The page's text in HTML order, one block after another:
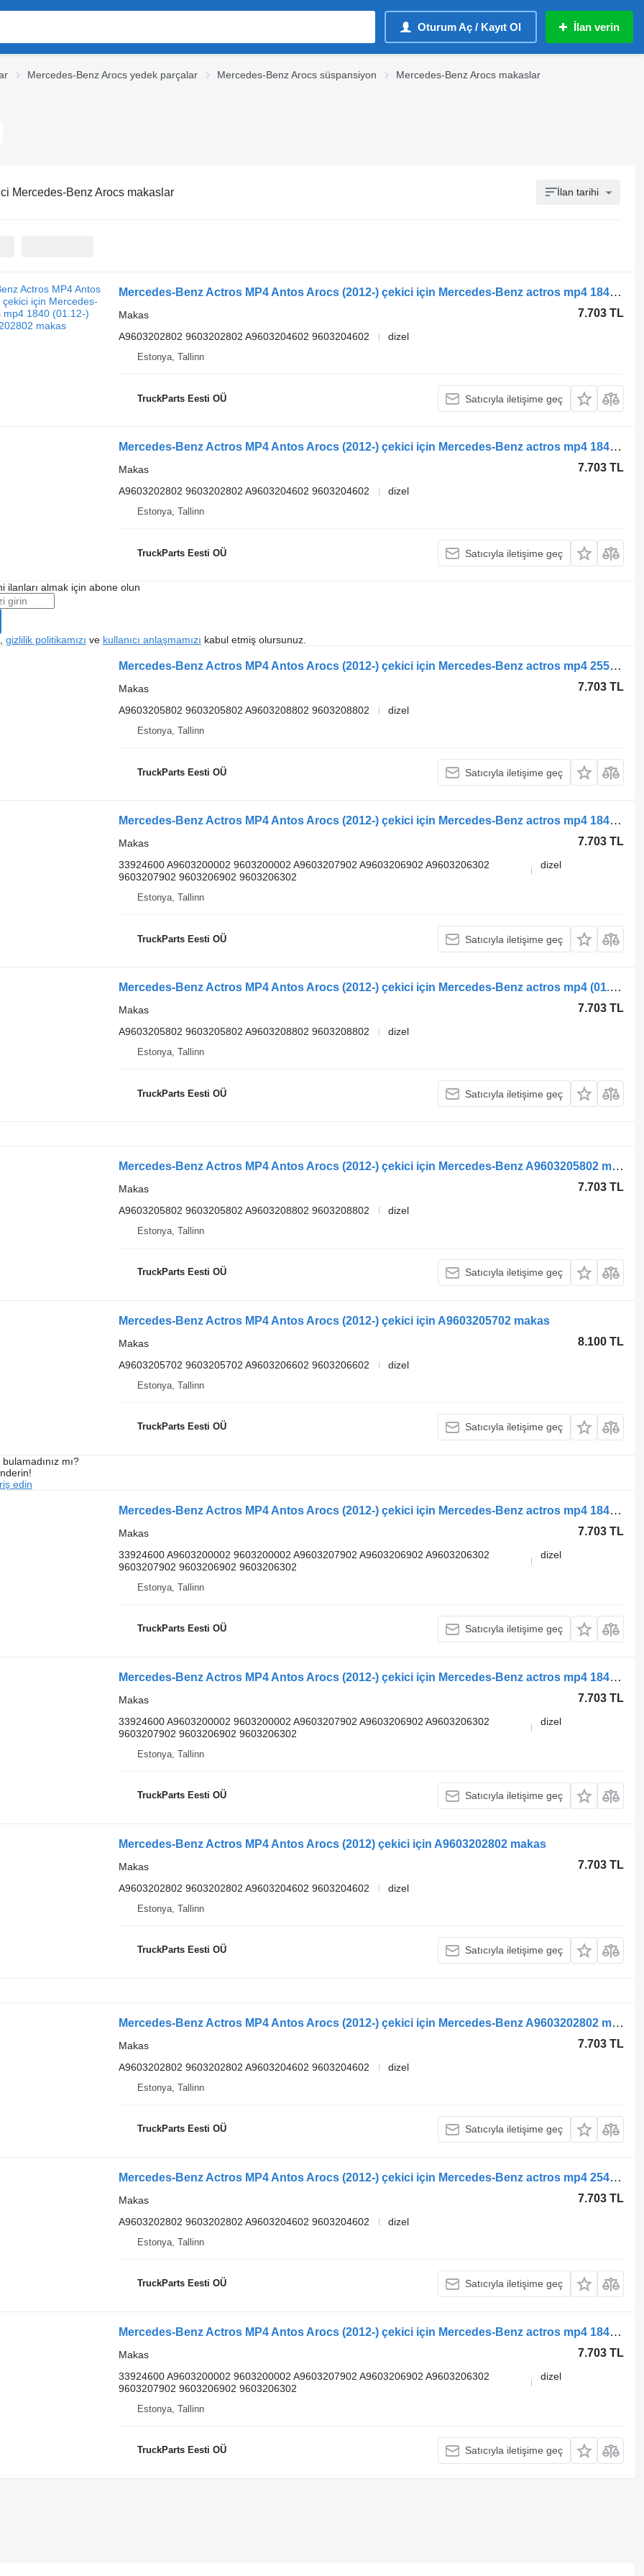
Oturum Aç / Kayıt Ol İlan verin
Mercedes-Benz Arocs yedek parçalar Mercedes-Benz Arocs süspansiyon
Mercedes-Benz Arocs makaslar
Mercedes-Benz Arocs makaslar İlan tarihi
Mercedes-Benz Actros MP4 Antos Arocs (2012-) çekici için Mercedes-Benz actros mp4 1840 (01.12-) A9603202802 makas
7.703 TL
Makas
A9603202802 9603202802 A9603204602 9603204602
dizel
Estonya, Tallinn
TruckParts Eesti OÜ Satıcıyla iletişime geç
Mercedes-Benz Actros MP4 Antos Arocs (2012-) çekici için Mercedes-Benz actros mp4 1840 (01.12-) A9603202802 makas
7.703 TL
Makas
A9603202802 9603202802 A9603204602 9603204602
dizel
Estonya, Tallinn
TruckParts Eesti OÜ Satıcıyla iletişime geç
ilanları almak için abone olun
gizlilik politikamızı ve kullanıcı anlaşmamızı kabul etmiş olursunuz.
Mercedes-Benz Actros MP4 Antos Arocs (2012-) çekici için Mercedes-Benz actros mp4 2551 (01.12-) A9603205802 makas
7.703 TL
Makas
A9603205802 9603205802 A9603208802 9603208802
dizel
Estonya, Tallinn
TruckParts Eesti OÜ Satıcıyla iletişime geç
Mercedes-Benz Actros MP4 Antos Arocs (2012-) çekici için Mercedes-Benz actros mp4 1845 (01.12-) 33924600 makas
7.703 TL
Makas
33924600 A9603200002 9603200002 A9603207902 A9603206902 A9603206302
9603207902 9603206902 9603206302
dizel
Estonya, Tallinn
TruckParts Eesti OÜ Satıcıyla iletişime geç
Mercedes-Benz Actros MP4 Antos Arocs (2012-) çekici için Mercedes-Benz actros mp4 (01.12-) A9603205802 makas
7.703 TL
Makas
A9603205802 9603205802 A9603208802 9603208802
dizel
Estonya, Tallinn
TruckParts Eesti OÜ Satıcıyla iletişime geç
Mercedes-Benz Actros MP4 Antos Arocs (2012-) çekici için Mercedes-Benz A9603205802 makas
7.703 TL
Makas
A9603205802 9603205802 A9603208802 9603208802
dizel
Estonya, Tallinn
TruckParts Eesti OÜ Satıcıyla iletişime geç
Mercedes-Benz Actros MP4 Antos Arocs (2012-) çekici için A9603205702 makas
8.100 TL
Makas
A9603205702 9603205702 A9603206602 9603206602
dizel
Estonya, Tallinn
TruckParts Eesti OÜ Satıcıyla iletişime geç
mı?
edin
Mercedes-Benz Actros MP4 Antos Arocs (2012-) çekici için Mercedes-Benz actros mp4 1845 (01.12-) 33924600 makas
7.703 TL
Makas
33924600 A9603200002 9603200002 A9603207902 A9603206902 A9603206302
9603207902 9603206902 9603206302
dizel
Estonya, Tallinn
TruckParts Eesti OÜ Satıcıyla iletişime geç
Mercedes-Benz Actros MP4 Antos Arocs (2012-) çekici için Mercedes-Benz actros mp4 1845 (01.12-) 33924600 makas
7.703 TL
Makas
33924600 A9603200002 9603200002 A9603207902 A9603206902 A9603206302
9603207902 9603206902 9603206302
dizel
Estonya, Tallinn
TruckParts Eesti OÜ Satıcıyla iletişime geç
Mercedes-Benz Actros MP4 Antos Arocs (2012) çekici için A9603202802 makas
7.703 TL
Makas
A9603202802 9603202802 A9603204602 9603204602
dizel
Estonya, Tallinn
TruckParts Eesti OÜ Satıcıyla iletişime geç
Mercedes-Benz Actros MP4 Antos Arocs (2012-) çekici için Mercedes-Benz A9603202802 makas
7.703 TL
Makas
A9603202802 9603202802 A9603204602 9603204602
dizel
Estonya, Tallinn
TruckParts Eesti OÜ Satıcıyla iletişime geç
Mercedes-Benz Actros MP4 Antos Arocs (2012-) çekici için Mercedes-Benz actros mp4 2545 (01.13-) A9603202802 makas
7.703 TL
Makas
A9603202802 9603202802 A9603204602 9603204602
dizel
Estonya, Tallinn
TruckParts Eesti OÜ Satıcıyla iletişime geç
Mercedes-Benz Actros MP4 Antos Arocs (2012-) çekici için Mercedes-Benz actros mp4 1845 (01.13-) 33924600 makas
7.703 TL
Makas
33924600 A9603200002 9603200002 A9603207902 A9603206902 A9603206302
9603207902 9603206902 9603206302
dizel
Estonya, Tallinn
TruckParts Eesti OÜ Satıcıyla iletişime geç